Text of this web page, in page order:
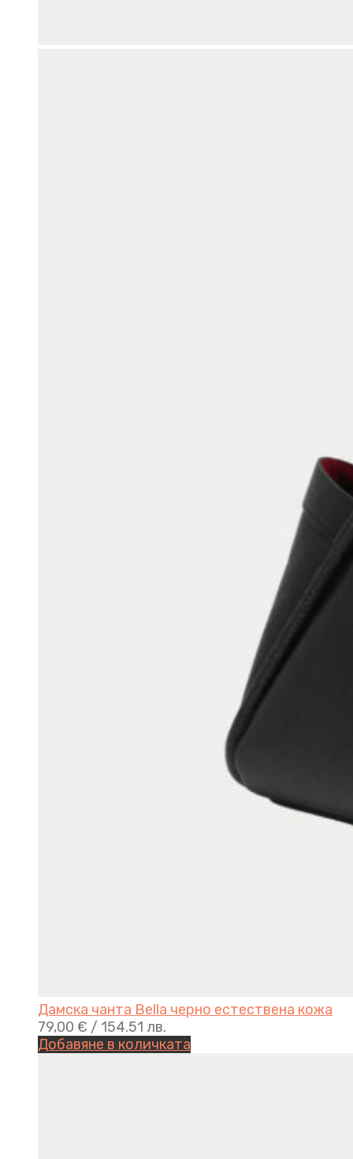
Дамска чанта Bella черно естествена кожа
79,00 € / 154.51 лв.
Добавяне в количката